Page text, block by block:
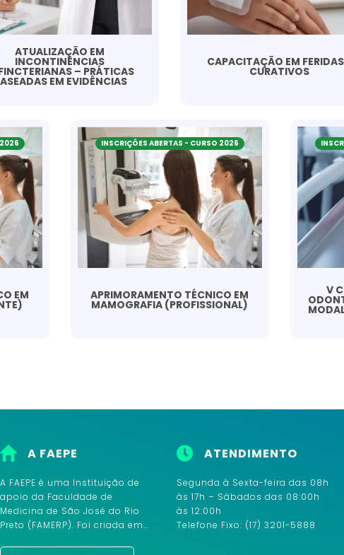
ATUALIZAÇÃO EM
INCONTINÊNCIAS
– PRÁTICAS
EM EVIDÊNCIAS
CAPACITAÇÃO EM
CURATIVOS
EM
INSCRIÇÕES ABERTAS - CURSO 2026
APRIMORAMENTO TÉCNICO EM
MAMOGRAFIA (PROFISSIONAL)
V
A FAEPE
A FAEPE é uma Instituição de
apoio da Faculdade de
Medicina de São José do Rio
Preto (FAMERP). Foi criada em…
ATENDIMENTO
Segunda à Sexta-feira das 08h
às 17h – Sábados das 08:00h
às 12:00h
Telefone Fixo: (17) 3201-5888